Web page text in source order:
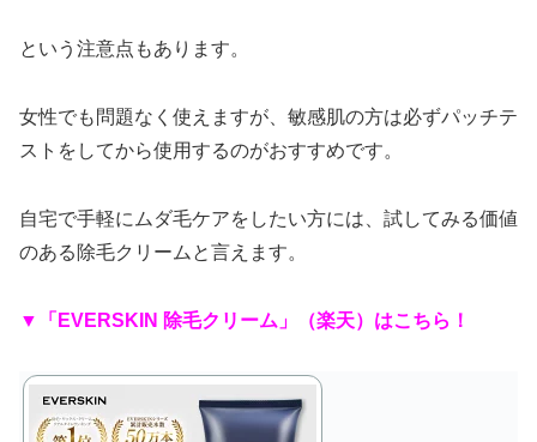
という注意点もあります。
女性でも問題なく使えますが、敏感肌の方は必ずパッチテ
ストをしてから使用するのがおすすめです。
自宅で手軽にムダ毛ケアをしたい方には、試してみる価値
のある除毛クリームと言えます。
▼「EVERSKIN 除毛クリーム」（楽天）はこちら！